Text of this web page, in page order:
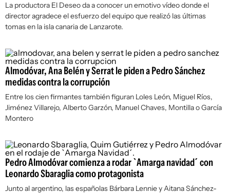
La productora El Deseo da a conocer un emotivo vídeo donde el
director agradece el esfuerzo del equipo que realizó las últimas
tomas en la isla canaria de Lanzarote.
Almodóvar, Ana Belén y Serrat le piden a Pedro Sánchez
medidas contra la corrupción
Entre los cien firmantes también figuran Loles León, Miguel Ríos,
Jiménez Villarejo, Alberto Garzón, Manuel Chaves, Montilla o García
Montero
Pedro Almodóvar comienza a rodar `Amarga navidad´ con
Leonardo Sbaraglia como protagonista
Junto al argentino, las españolas Bárbara Lennie y Aitana Sánchez-